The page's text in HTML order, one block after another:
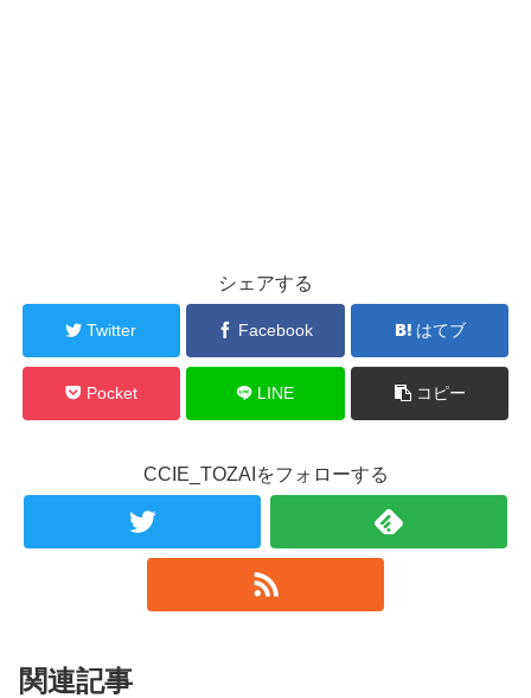
シェアする
Twitter Facebook はてブ
Pocket LINE コピー
CCIE_TOZAIをフォローする
関連記事